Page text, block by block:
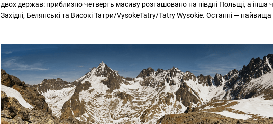
двох держав: приблизно четверть масиву розташовано на півдні Польщі, а
Західні, Белянські та Високі Татри/VysokeTatry/Tatry Wysokie. Останні —